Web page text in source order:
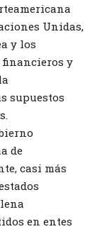
Unidas,
y los
y
supuestos
de
casi más
en entes